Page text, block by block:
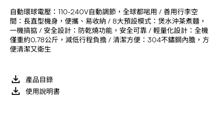
自動環球電壓：110-240V自動調節，全球都啱用 / 善用行李空
間：長直型機身，便攜、易收納 / 8大預設模式：煲水沖茶煮麵，
一機搞掂 / 安全設計：防乾燒功能，安全可靠 / 輕量化設計：全機
僅重約0.78公斤，減低行程負擔 / 清潔方便：304不鏽鋼內膽，方
便清潔又衛生
產品目錄
使用說明書